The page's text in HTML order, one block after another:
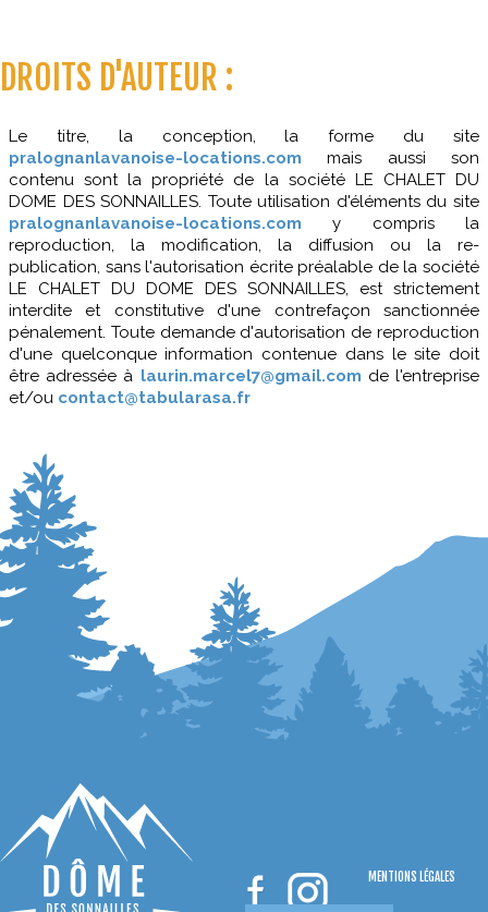
DROITS D'AUTEUR :
Le titre, la conception, la forme du site
pralognanlavanoise-locations.com mais aussi son
contenu sont la propriété de la société LE CHALET DU
DOME DES SONNAILLES. Toute utilisation d'éléments du site
pralognanlavanoise-locations.com y compris la
reproduction, la modification, la diffusion ou la re-
publication, sans l'autorisation écrite préalable de la société
LE CHALET DU DOME DES SONNAILLES, est strictement
interdite et constitutive d'une contrefaçon sanctionnée
pénalement. Toute demande d'autorisation de reproduction
d'une quelconque information contenue dans le site doit
être adressée à laurin.marcel7@gmail.com de l'entreprise
et/ou contact@tabularasa.fr
MENTIONS LÉGALES